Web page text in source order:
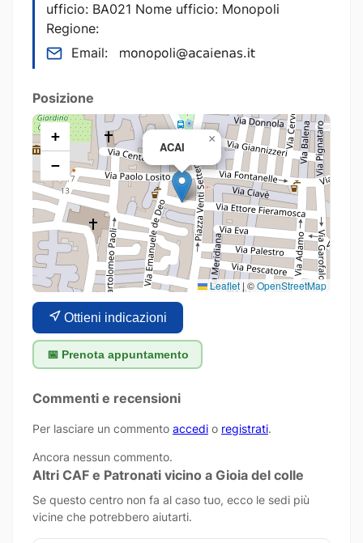
ufficio: BA021 Nome ufficio: Monopoli
Regione:
Email:
Posizione
ACAI
×
+
−
Leaflet | ©OpenStreetMap
Ottieni indicazioni
📅 Prenota appuntamento
Commenti e recensioni
Per lasciare un commento accedi o registrati.
Ancora nessun commento.
Altri CAF e Patronati vicino a Gioia del colle
Se questo centro non fa al caso tuo, ecco le sedi più
vicine che potrebbero aiutarti.